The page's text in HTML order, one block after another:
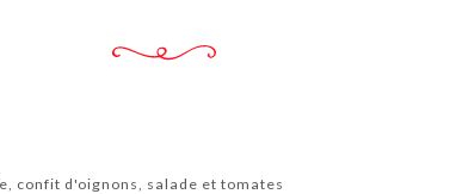
confit d'oignons, salade et tomates